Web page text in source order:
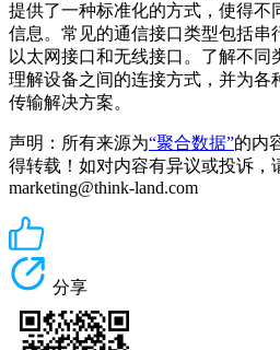
提供了一种标准化的方式，使得不
信息。常见的通信接口类型包括串
以太网接口和无线接口。了解不同
理解设备之间的连接方式，并为各
传输解决方案。
声明：所有来源为“聚合数据”的内
得转载！如对内容有异议或投诉，
marketing@think-land.com
分享